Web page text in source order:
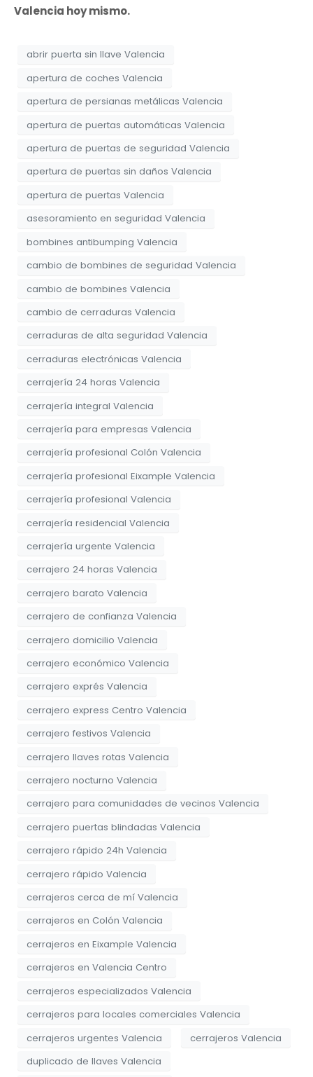
Valencia hoy mismo.
abrir puerta sin llave Valencia
apertura de coches Valencia
apertura de persianas metálicas Valencia
apertura de puertas automáticas Valencia
apertura de puertas de seguridad Valencia
apertura de puertas sin daños Valencia
apertura de puertas Valencia
asesoramiento en seguridad Valencia
bombines antibumping Valencia
cambio de bombines de seguridad Valencia
cambio de bombines Valencia
cambio de cerraduras Valencia
cerraduras de alta seguridad Valencia
cerraduras electrónicas Valencia
cerrajería 24 horas Valencia
cerrajería integral Valencia
cerrajería para empresas Valencia
cerrajería profesional Colón Valencia
cerrajería profesional Eixample Valencia
cerrajería profesional Valencia
cerrajería residencial Valencia
cerrajería urgente Valencia
cerrajero 24 horas Valencia
cerrajero barato Valencia
cerrajero de confianza Valencia
cerrajero domicilio Valencia
cerrajero económico Valencia
cerrajero exprés Valencia
cerrajero express Centro Valencia
cerrajero festivos Valencia
cerrajero llaves rotas Valencia
cerrajero nocturno Valencia
cerrajero para comunidades de vecinos Valencia
cerrajero puertas blindadas Valencia
cerrajero rápido 24h Valencia
cerrajero rápido Valencia
cerrajeros cerca de mí Valencia
cerrajeros en Colón Valencia
cerrajeros en Eixample Valencia
cerrajeros en Valencia Centro
cerrajeros especializados Valencia
cerrajeros para locales comerciales Valencia
cerrajeros urgentes Valencia
cerrajeros Valencia
duplicado de llaves Valencia